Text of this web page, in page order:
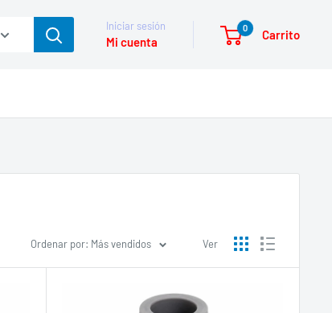
Iniciar sesión
Mi cuenta
0 Carrito
Ordenar por: Más vendidos Ver